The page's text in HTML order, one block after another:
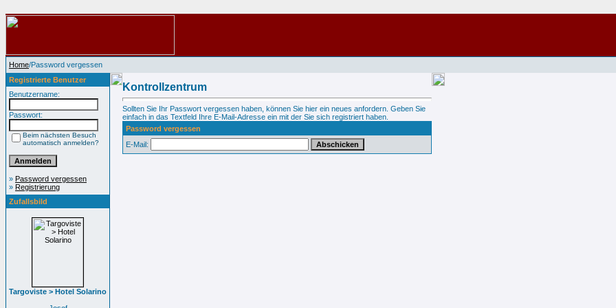
Home/Password vergessen
Registrierte Benutzer
Benutzername:
Passwort:
Beim nächsten Besuch
automatisch anmelden?
» Password vergessen
» Registrierung
Zufallsbild
Targoviste > Hotel Solarino
Kontrollzentrum
Sollten Sie Ihr Passwort vergessen haben, können Sie hier ein neues anfordern. Geben Sie
einfach in das Textfeld Ihre E-Mail-Adresse ein mit der Sie sich registriert haben.
Password vergessen
E-Mail: